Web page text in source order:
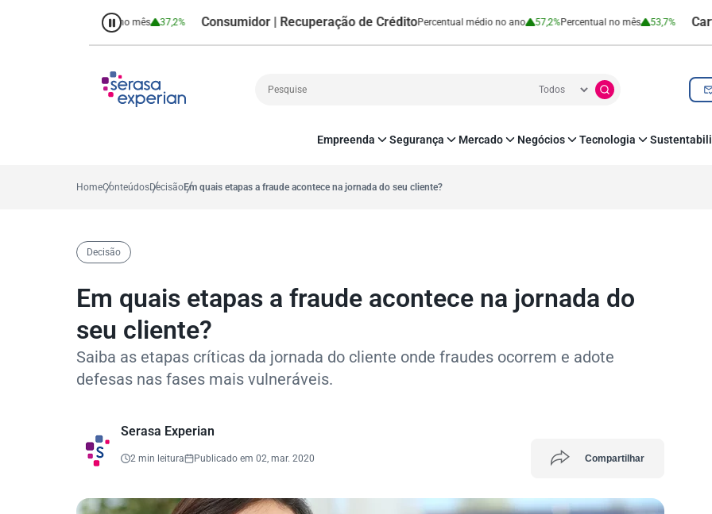
Percentual no mês 37,2% Consumidor | Recuperação de CréditoPercentual médio no ano 57,2%Percentual no mês 53,7% Cartão de
Empreenda
Crédito
Marketing
Segurança
Proteção de Dados
Mercado
Open Finance
Negócios Tecnologia
HomeConteúdosDecisãoEm quais etapas a fraude acontece na jornada do seu cliente?
Decisão
Em quais etapas a fraude acontece na jornada do
seu cliente?
Saiba as etapas críticas da jornada do cliente onde fraudes ocorrem e adote
defesas nas fases mais vulneráveis.
Serasa Experian
2 min leitura Publicado em 02, mar. 2020 Compartilhar